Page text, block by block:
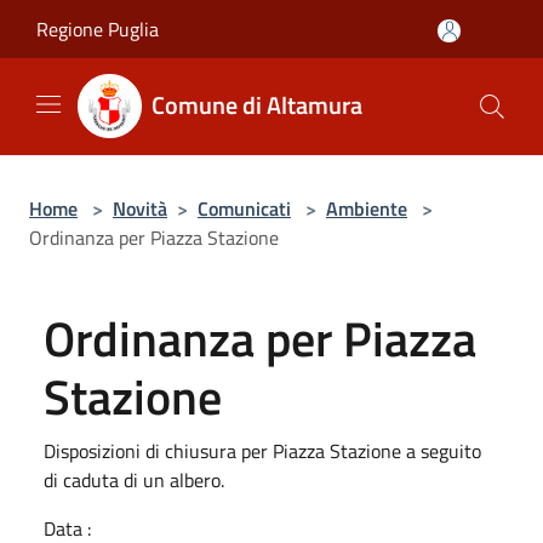
Regione Puglia
Comune di Altamura
Home > Novità > Comunicati > Ambiente >
Ordinanza per Piazza Stazione
Ordinanza per Piazza
Stazione
Disposizioni di chiusura per Piazza Stazione a seguito
di caduta di un albero.
Data :